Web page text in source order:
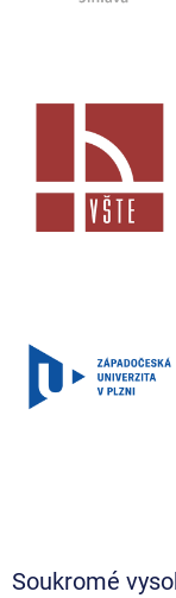
Soukromé